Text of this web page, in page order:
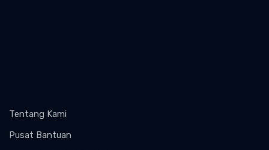
Tentang Kami
Pusat Bantuan